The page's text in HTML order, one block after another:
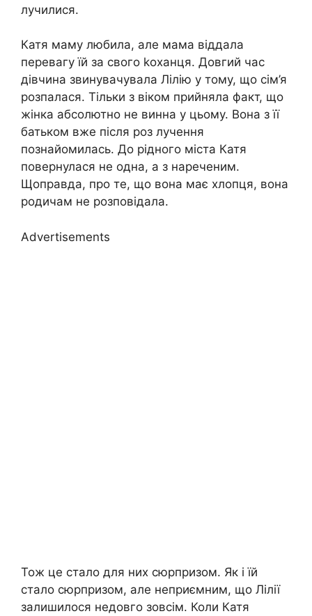
лучилися.
Катя маму любила, але мама віддала
перевагу їй за свого kоханця. Довгий час
дівчина звинувачувала Лілію у тому, що сім’я
розпалася. Тільки з віком прийняла факт, що
жінка абсолютно не винна у цьому. Вона з її
батьком вже після роз лучення
познайомилась. До рідного міста Катя
повернулася не одна, а з нареченим.
Щоправда, про те, що вона має хлопця, вона
родичам не розповідала.
Advertisements
Тож це стало для них сюрпризом. Як і їй
стало сюрпризом, але неприємним, що Лілії
залишилося недовго зовсім. Коли Катя